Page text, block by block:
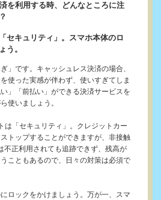
を利用する時、どんなところに注
セキュリティ」。スマホ本体のロ
う。
」です。キャッシュレス決済の場合、
使った実感が伴わず、使いすぎてしま
」「前払い」ができる決済サービスを
使いましょう。
は「セキュリティ」。クレジットカー
トップすることができますが、非接触
不正利用されても追跡できず、残高が
こともあるので、日々の対策は必須で
ロックをかけましょう。万が一、スマ